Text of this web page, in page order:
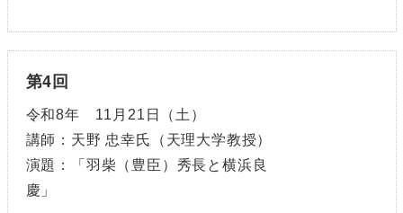
第4回
令和8年 11月21日（土）
講師：天野 忠幸氏（天理大学教授）
演題：「羽柴（豊臣）秀長と横浜良
慶」